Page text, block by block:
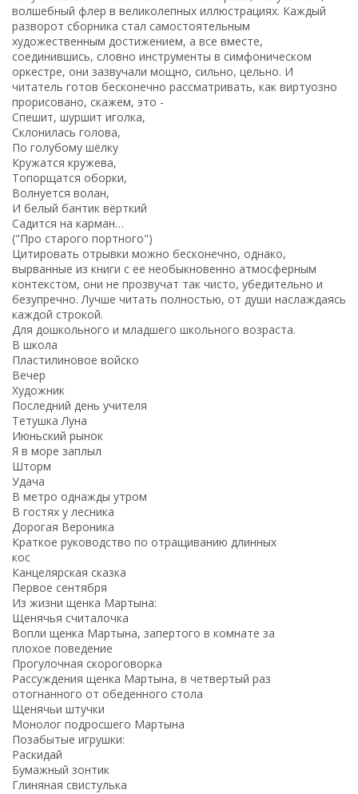
волшебный флер в великолепных иллюстрациях. Каждый
разворот сборника стал самостоятельным
художественным достижением, а все вместе,
соединившись, словно инструменты в симфоническом
оркестре, они зазвучали мощно, сильно, цельно. И
читатель готов бесконечно рассматривать, как виртуозно
прорисовано, скажем, это -
Спешит, шуршит иголка,
Склонилась голова,
По голубому шёлку
Кружатся кружева,
Топорщатся оборки,
Волнуется волан,
И белый бантик вёрткий
Садится на карман…
("Про старого портного")
Цитировать отрывки можно бесконечно, однако,
вырванные из книги с ее необыкновенно атмосферным
контекстом, они не прозвучат так чисто, убедительно и
безупречно. Лучше читать полностью, от души наслаждаясь
каждой строкой.
Для дошкольного и младшего школьного возраста.
В школа
Пластилиновое войско
Вечер
Художник
Последний день учителя
Тетушка Луна
Июньский рынок
Я в море заплыл
Шторм
Удача
В метро однажды утром
В гостях у лесника
Дорогая Вероника
Краткое руководство по отращиванию длинных
кос
Канцелярская сказка
Первое сентября
Из жизни щенка Мартына:
Щенячья считалочка
Вопли щенка Мартына, запертого в комнате за
плохое поведение
Прогулочная скороговорка
Рассуждения щенка Мартына, в четвертый раз
отогнанного от обеденного стола
Щенячьи штучки
Монолог подросшего Мартына
Позабытые игрушки:
Раскидай
Бумажный зонтик
Глиняная свистулька